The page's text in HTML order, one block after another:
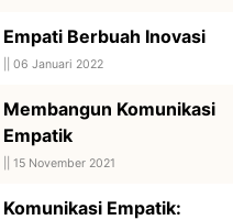
Empati Berbuah Inovasi
06 Januari 2022
Membangun Komunikasi
Empatik
15 November 2021
Komunikasi Empatik: